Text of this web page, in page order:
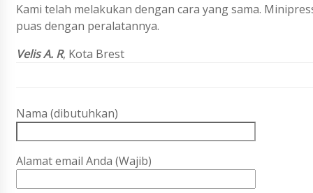
Kami telah melakukan dengan cara yang sama.
puas dengan peralatannya.
Velis A. R, Kota Brest
Nama (dibutuhkan)
Alamat email Anda (Wajib)